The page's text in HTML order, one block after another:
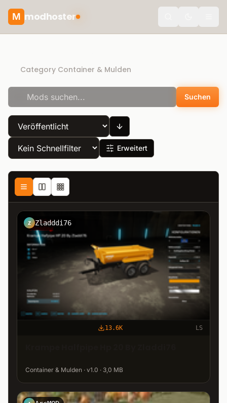
M modhoster
Category Container & Mulden
Suchen
Erweitert
Z Zladddi76
13.6K LS
Container & Mulden · v1.0 · 3,0 MB